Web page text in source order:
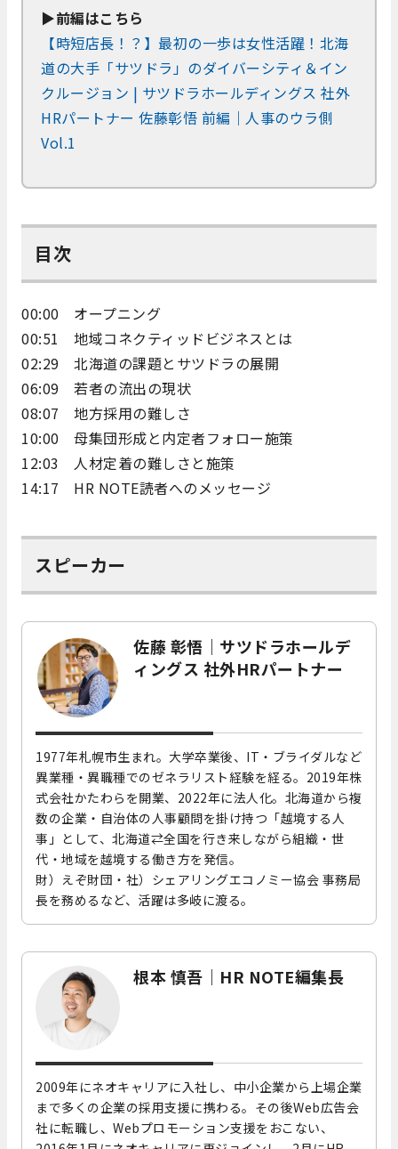
▶前編はこちら
【時短店長！？】最初の一歩は女性活躍！北海
道の大手「サツドラ」のダイバーシティ＆イン
クルージョン | サツドラホールディングス 社外
HRパートナー 佐藤彰悟 前編｜人事のウラ側
Vol.1
目次
00:00 オープニング
00:51 地域コネクティッドビジネスとは
02:29 北海道の課題とサツドラの展開
06:09 若者の流出の現状
08:07 地方採用の難しさ
10:00 母集団形成と内定者フォロー施策
12:03 人材定着の難しさと施策
14:17 HR NOTE読者へのメッセージ
スピーカー
佐藤 彰悟｜サツドラホールデ
ィングス 社外HRパートナー
1977年札幌市生まれ。大学卒業後、IT・ブライダルなど
異業種・異職種でのゼネラリスト経験を経る。2019年株
式会社かたわらを開業、2022年に法人化。北海道から複
数の企業・自治体の人事顧問を掛け持つ「越境する人
事」として、北海道⇄全国を行き来しながら組織・世
代・地域を越境する働き方を発信。
財）えぞ財団・社）シェアリングエコノミー協会 事務局
長を務めるなど、活躍は多岐に渡る。
根本 慎吾｜HR NOTE編集長
2009年にネオキャリアに入社し、中小企業から上場企業
まで多くの企業の採用支援に携わる。その後Web広告会
社に転職し、Webプロモーション支援をおこない、